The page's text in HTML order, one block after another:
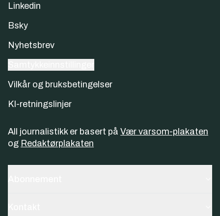
Linkedin
Bsky
Nyhetsbrev
Vilkår og bruksbetingelser
KI-retningslinjer
All journalistikk er basert på Vær varsom-plakaten
og Redaktørplakaten